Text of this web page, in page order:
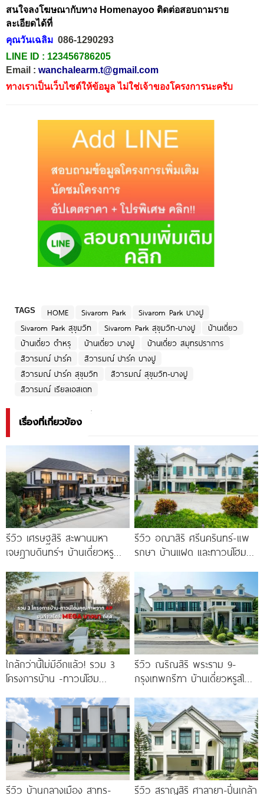
สนใจลงโฆษณากับทาง Homenayoo ติดต่อสอบถามราย
ละเอียดได้ที่
คุณวันเฉลิม 086-1290293
LINE ID : 123456786205
Email : wanchalearm.t@gmail.com
ทางเราเป็นเว็บไซต์ให้ข้อมูล ไม่ใช่เจ้าของโครงการนะครับ
TAGS HOME Sivarom Park
Sivarom Park บางปู
Sivarom Park สุขุมวิท
Sivarom Park สุขุมวิท-บางปู
บ้านเดี่ยว
บ้านเดี่ยว ตำหรุ
บ้านเดี่ยว บางปู
บ้านเดี่ยว สมุทรปราการ
สิวารมณ์ ปาร์ค
สิวารมณ์ ปาร์ค บางปู
สิวารมณ์ ปาร์ค สุขุมวิท
สิวารมณ์ สุขุมวิท-บางปู
สิวารมณ์ เรียลเอสเตท
เรื่องที่เกี่ยวข้อง
รีวิว เศรษฐสิริ สะพานมหา
เจษฎาบดินทร์ฯ บ้านเดี่ยวหรู
รถไฟฟ้า และทางด่วน เริ่ม 15.9
รีวิว อณาสิริ ศรีนครินทร์-แพ
รกษา บ้านแฝด และทาวน์โฮม
ทางด่วน และ BTS แพรกษา
ใกล้กว่านี้ไม่มีอีกแล้ว! รวม 3
โครงการบ้าน -ทาวน์โฮม
MEGA บางนา เพียง
รีวิว ณริณสิริ พระราม 9-
กรุงเทพกรีฑา บ้านเดี่ยวหรูสไตล์
Clubhouse วิวทะเลสาบ
รีวิว บ้านกลางเมือง สาทร- รีวิว สราญสิริ ศาลายา-ปิ่นเกล้า